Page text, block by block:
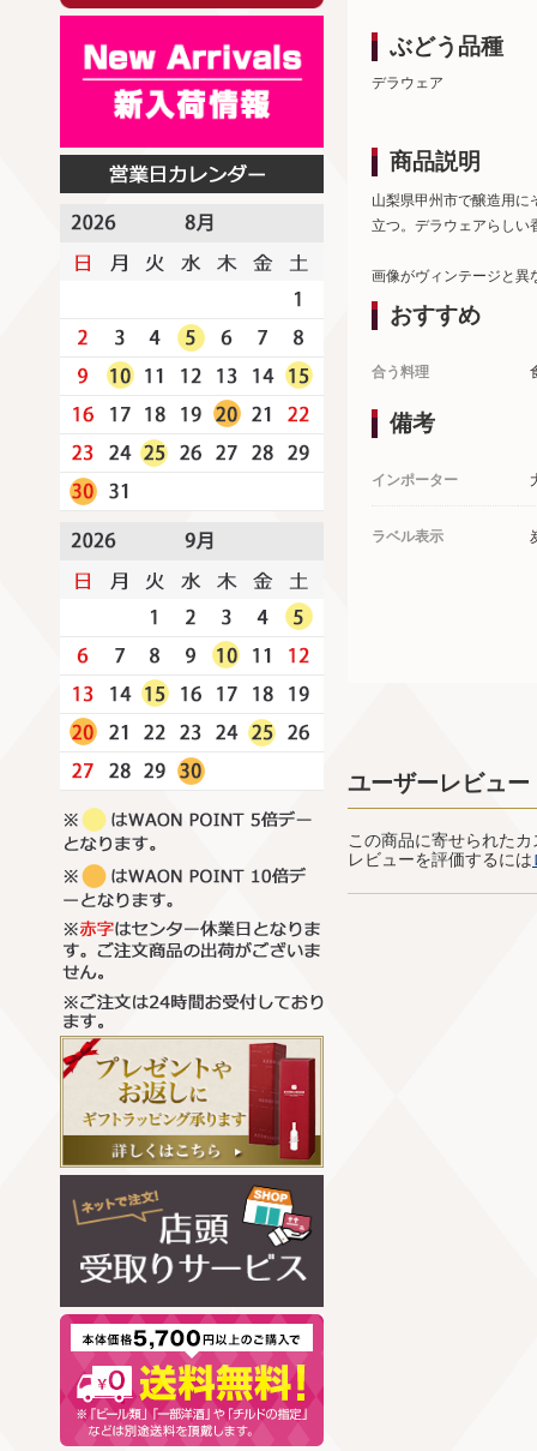
ぶどう品種
デラウェア
商品説明
山梨県甲州市で醸造用に
立つ。デラウェアらしい
画像がヴィンテージと異
おすすめ
合う料理
備考
インポーター
ラベル表示
ユーザーレビュー
この商品に寄せられた
レビューを評価するには